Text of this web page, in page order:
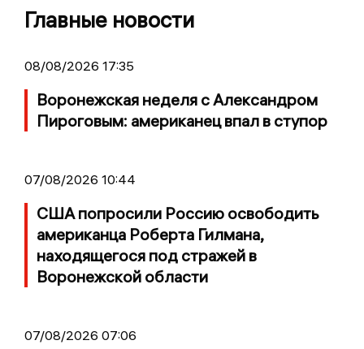
Главные новости
08/08/2026 17:35
Воронежская неделя с Александром
Пироговым: американец впал в ступор
07/08/2026 10:44
США попросили Россию освободить
американца Роберта Гилмана,
находящегося под стражей в
Воронежской области
07/08/2026 07:06